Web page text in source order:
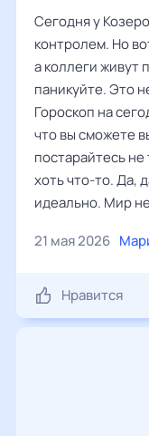
Сегодня у
контролем. Но
а коллеги живут
паникуйте. Это
Гороскоп на
что вы сможете
постарайтесь
хоть что-то. Да,
идеально. Мир
21 мая 2026
Нравится